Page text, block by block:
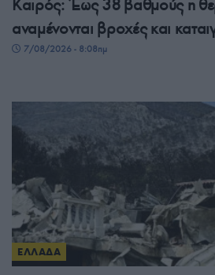
Καιρός: Έως 38 βαθμούς η
αναμένονται βροχές και
7/08/2026 - 8:08πμ
ΕΛΛΑΔΑ